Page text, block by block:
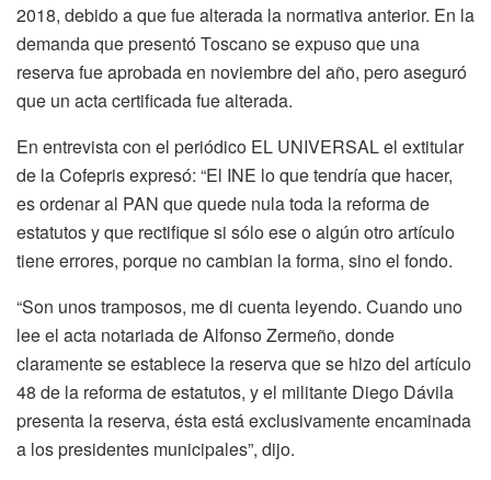
2018, debido a que fue alterada la normativa anterior. En la
demanda que presentó Toscano se expuso que una
reserva fue aprobada en noviembre del año, pero aseguró
que un acta certificada fue alterada.
En entrevista con el periódico EL UNIVERSAL el extitular
de la Cofepris expresó: “El INE lo que tendría que hacer,
es ordenar al PAN que quede nula toda la reforma de
estatutos y que rectifique si sólo ese o algún otro artículo
tiene errores, porque no cambian la forma, sino el fondo.
“Son unos tramposos, me di cuenta leyendo. Cuando uno
lee el acta notariada de Alfonso Zermeño, donde
claramente se establece la reserva que se hizo del artículo
48 de la reforma de estatutos, y el militante Diego Dávila
presenta la reserva, ésta está exclusivamente encaminada
a los presidentes municipales”, dijo.